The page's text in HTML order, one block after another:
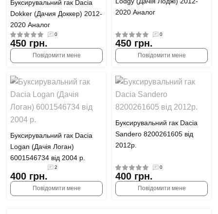
Буксирувальний гак Dacia
Dokker (Дачия Доккер) 2012-
2020 Аналог
0
450 грн.
Повідомити мене
2020 Аналог
0
450 грн.
Повідомити мене
Буксирувальний гак Dacia
Logan (Дачія Логан)
6001546734 від 2004 р.
2
400 грн.
Повідомити мене
Буксирувальний гак Dacia
Sandero 8200261605 від
2012р.
0
400 грн.
Повідомити мене